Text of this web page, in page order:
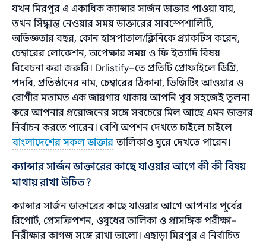
যখন মিরপুর এ একাধিক ক্যান্সার সার্জন ডাক্তার পাওয়া যায়,
তখন সিদ্ধান্ত নেওয়ার সময় ডাক্তারের সাবস্পেশালিটি,
অভিজ্ঞতার বছর, কোন হাসপাতাল/ক্লিনিকে প্র্যাকটিস করেন,
চেম্বারের লোকেশন, অপেক্ষার সময় ও ফি ইত্যাদি বিষয়
বিবেচনা করা জরুরি। Drlistify–তে প্রতিটি প্রোফাইলে ডিগ্রি,
পদবি, প্রতিষ্ঠানের নাম, চেম্বারের ঠিকানা, ভিজিটিং আওয়ার ও
রোগীর মতামত এক জায়গায় থাকায় আপনি খুব সহজেই তুলনা
করে আপনার প্রয়োজনের সঙ্গে সবচেয়ে মিল আছে এমন ডাক্তার
নির্বাচন করতে পারেন। বেশি অপশন দেখতে চাইলে চাইলে
বাংলাদেশের সকল ডাক্তার তালিকাও ঘুরে দেখতে পারেন।
ক্যান্সার সার্জন ডাক্তারের কাছে যাওয়ার আগে কী কী বিষয়
মাথায় রাখা উচিত?
ক্যান্সার সার্জন ডাক্তারের কাছে যাওয়ার আগে আপনার পূর্বের
রিপোর্ট, প্রেসক্রিপশন, ওষুধের তালিকা ও প্রাসঙ্গিক পরীক্ষা–
নিরীক্ষার কাগজ সঙ্গে রাখা ভালো। এছাড়া মিরপুর এ নির্বাচিত